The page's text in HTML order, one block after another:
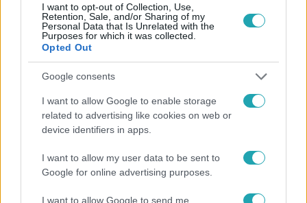
I want to opt-out of Collection, Use,
Retention, Sale, and/or Sharing of my
Personal Data that Is Unrelated with the
Purposes for which it was collected.
Opted Out
Google consents
I want to allow Google to enable storage
related to advertising like cookies on web or
device identifiers in apps.
I want to allow my user data to be sent to
Google for online advertising purposes.
I want to allow Google to send me
HIDEG #SARKKÖR #ALASZKA
KÜLFÖLDÖN ÉLŐ MAGYAROK #ÉLETMÓD
Népszerű